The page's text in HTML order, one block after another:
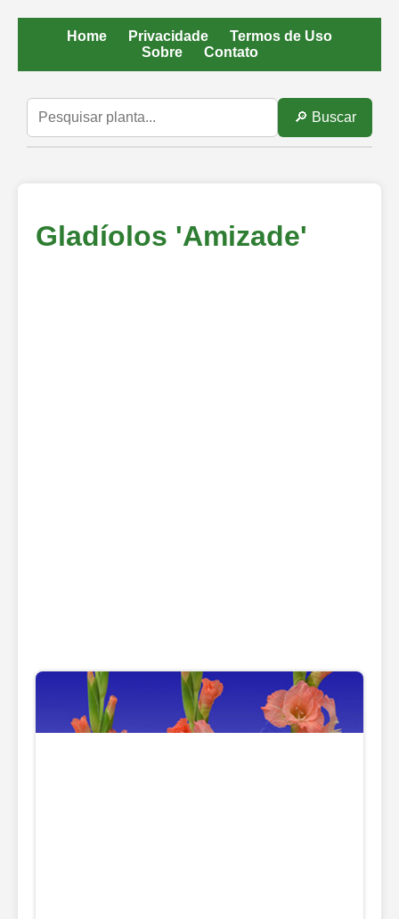
Home Privacidade
Termos de Uso
Sobre
Contato
🔎 Buscar
Gladíolos 'Amizade'